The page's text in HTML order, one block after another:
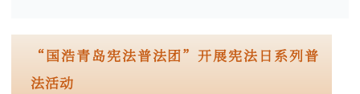
“国浩青岛宪法普法团”开展宪法日系列普
法活动